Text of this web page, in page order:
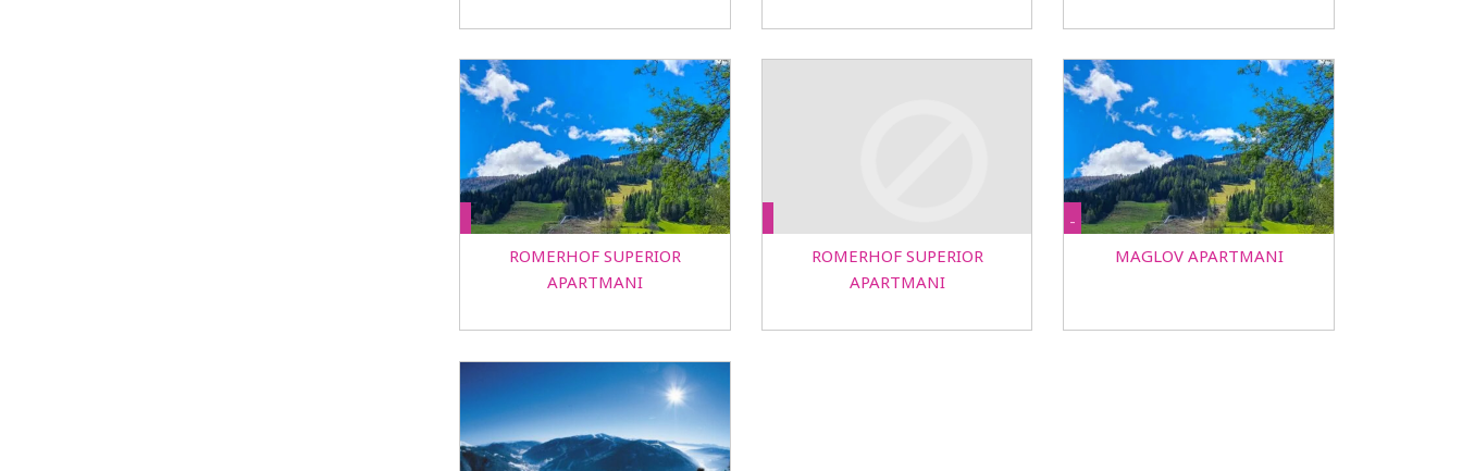
ROMERHOF SUPERIOR
APARTMANI
ROMERHOF SUPERIOR
APARTMANI
-
MAGLOV APARTMANI